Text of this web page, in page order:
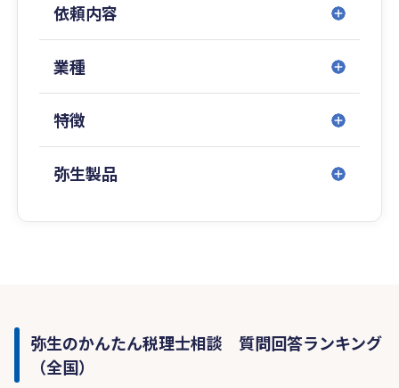
依頼内容
業種
特徴
弥生製品
弥生のかんたん税理士相談 質問回答ランキング
（全国）